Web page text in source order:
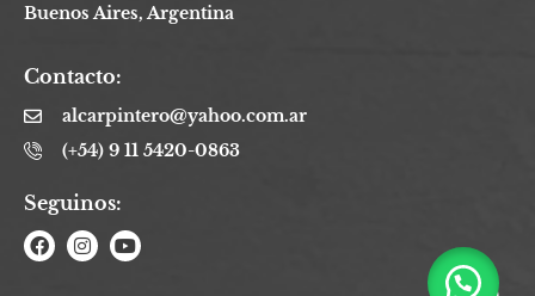
Buenos Aires, Argentina
Contacto:
alcarpintero@yahoo.com.ar
(+54) 9 11 5420-0863
Seguinos: